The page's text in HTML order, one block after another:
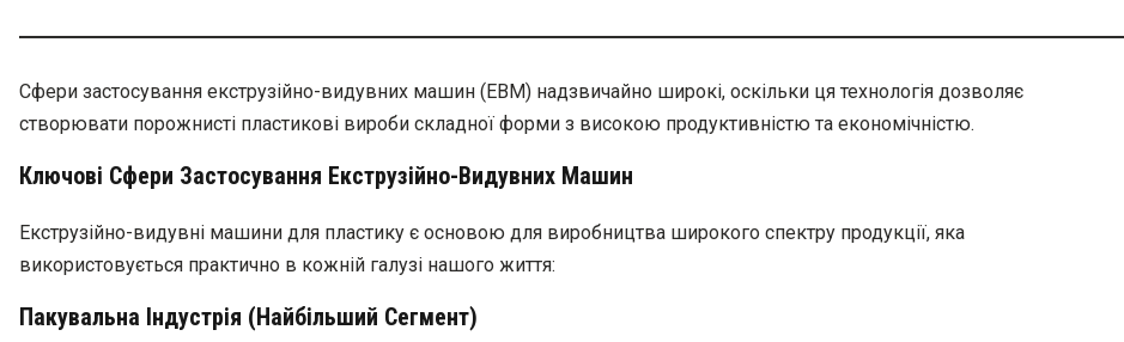
Сфери застосування екструзійно-видувних машин (ЕВМ) надзвичайно широкі, оскільки ця технологія дозволяє
створювати порожнисті пластикові вироби складної форми з високою продуктивністю та економічністю.
Ключові Сфери Застосування Екструзійно-Видувних Машин
Екструзійно-видувні машини для пластику є основою для виробництва широкого спектру продукції, яка
використовується практично в кожній галузі нашого життя:
Пакувальна Індустрія (Найбільший Сегмент)